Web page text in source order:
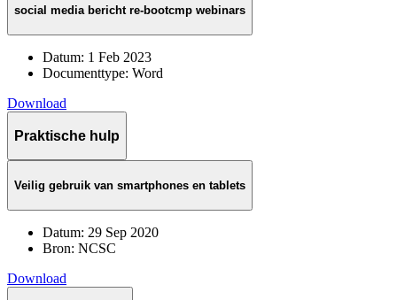
social media bericht re-bootcmp webinars
Datum: 1 Feb 2023
Documenttype: Word
Download
Praktische hulp
Veilig gebruik van smartphones en tablets
Datum: 29 Sep 2020
Bron: NCSC
Download